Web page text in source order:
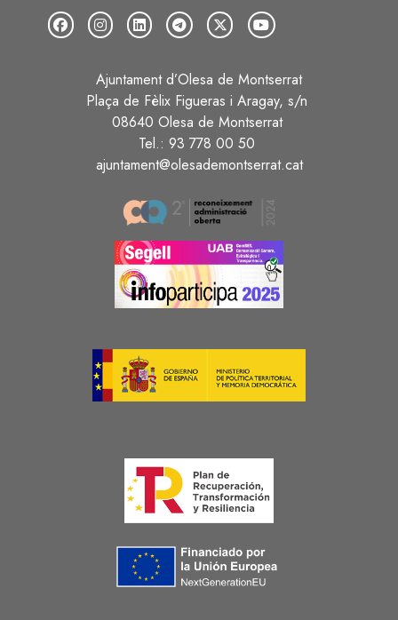
Ajuntament d’Olesa de Montserrat
Plaça de Fèlix Figueras i Aragay, s/n
08640 Olesa de Montserrat
Tel.: 93 778 00 50
ajuntament@olesademontserrat.cat
Image
Image
Image